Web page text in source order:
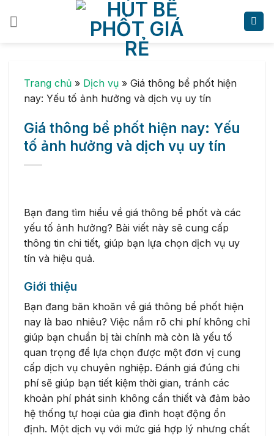
Trang chủ » Dịch vụ » Giá thông bể phốt hiện
nay: Yếu tố ảnh hưởng và dịch vụ uy tín
Giá thông bể phốt hiện nay: Yếu
tố ảnh hưởng và dịch vụ uy tín
Bạn đang tìm hiểu về giá thông bể phốt và các
yếu tố ảnh hưởng? Bài viết này sẽ cung cấp
thông tin chi tiết, giúp bạn lựa chọn dịch vụ uy
tín và hiệu quả.
Giới thiệu
Bạn đang băn khoăn về giá thông bể phốt hiện
nay là bao nhiêu? Việc nắm rõ chi phí không chỉ
giúp bạn chuẩn bị tài chính mà còn là yếu tố
quan trọng để lựa chọn được một đơn vị cung
cấp dịch vụ chuyên nghiệp. Đánh giá đúng chi
phí sẽ giúp bạn tiết kiệm thời gian, tránh các
khoản phí phát sinh không cần thiết và đảm bảo
hệ thống tự hoại của gia đình hoạt động ổn
định. Một dịch vụ với mức giá hợp lý nhưng chất